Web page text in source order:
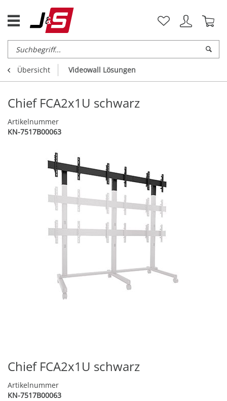
Übersicht Videowall Lösungen
Chief FCA2x1U schwarz
Artikelnummer
KN-7517B00063
Chief FCA2x1U schwarz
Artikelnummer
KN-7517B00063